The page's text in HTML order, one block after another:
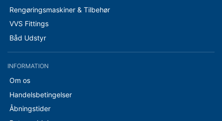
Rengøringsmaskiner & Tilbehør
VVS Fittings
Båd Udstyr
INFORMATION
Om os
Handelsbetingelser
Åbningstider